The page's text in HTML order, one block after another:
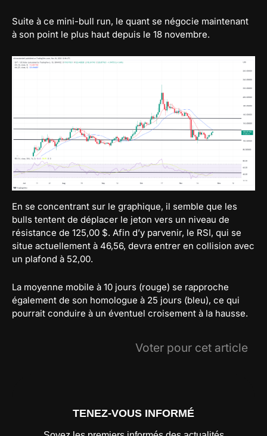
Suite à ce mini-bull run, le quant se négocie maintenant
à son point le plus haut depuis le 18 novembre.
En se concentrant sur le graphique, il semble que les
bulls tentent de déplacer le jeton vers un niveau de
résistance de 125,00 $. Afin d’y parvenir, le RSI, qui se
situe actuellement à 46,56, devra entrer en collision avec
un plafond à 52,00.
La moyenne mobile à 10 jours (rouge) se rapproche
également de son homologue à 25 jours (bleu), ce qui
pourrait conduire à un éventuel croisement à la hausse.
Voter pour cet article
TENEZ-VOUS INFORMÉ